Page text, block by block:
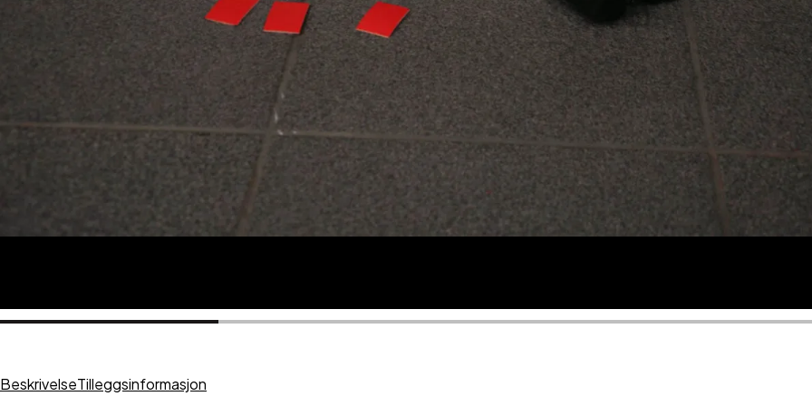
BeskrivelseTilleggsinformasjon